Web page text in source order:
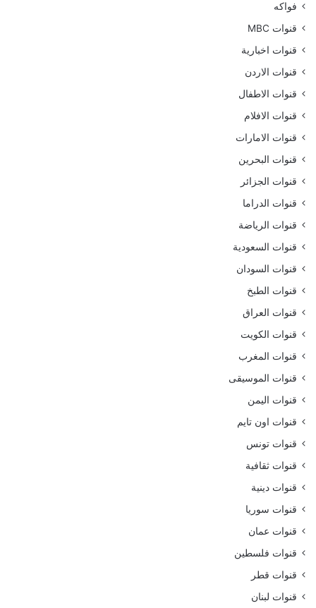
فواكه
قنوات MBC
قنوات اخبارية
قنوات الاردن
قنوات الاطفال
قنوات الافلام
قنوات الامارات
قنوات البحرين
قنوات الجزائر
قنوات الدراما
قنوات الرياضة
قنوات السعودية
قنوات السودان
قنوات الطبخ
قنوات العراق
قنوات الكويت
قنوات المغرب
قنوات الموسيقى
قنوات اليمن
قنوات اون تايم
قنوات تونس
قنوات ثقافية
قنوات دينية
قنوات سوريا
قنوات عمان
قنوات فلسطين
قنوات قطر
قنوات لبنان